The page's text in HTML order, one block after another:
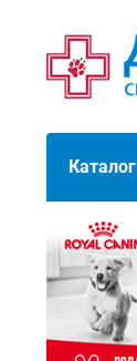
Каталог